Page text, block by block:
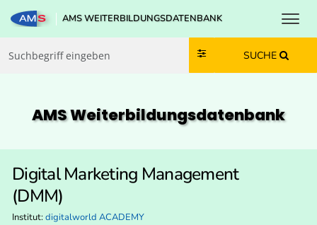
Zum Inhalt springen
Zum Navmenü springen
Zur Suche springen
Zur Footer springen
AMS WEITERBILDUNGSDATENBANK
SUCHE
AMS Weiterbildungs­datenbank
Digital Marketing Management
(DMM)
Institut: digitalworld ACADEMY